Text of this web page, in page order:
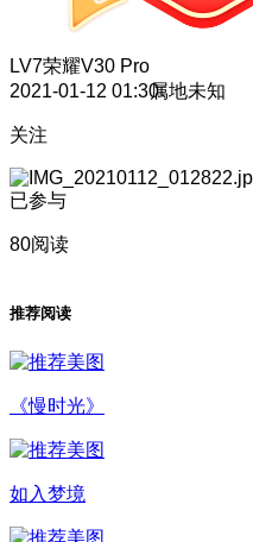
LV7荣耀V30 Pro
2021-01-12 01:30属地未知
关注
已参与
80阅读
推荐阅读
《慢时光》
如入梦境